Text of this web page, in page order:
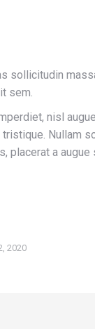
sollicitudin
sem.
nisl
Nullam
placerat a
2020